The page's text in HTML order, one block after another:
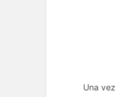
Una